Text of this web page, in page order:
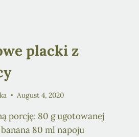
placki z
August 4, 2020
porcję: 80 g ugotowanej
80 ml napoju